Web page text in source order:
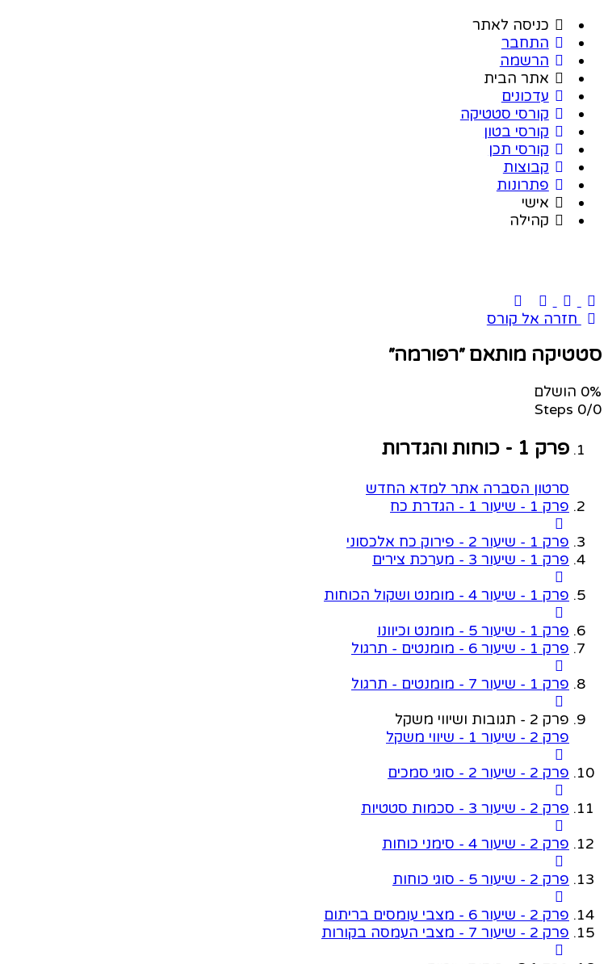
כניסה לאתר
התחבר
הרשמה
אתר הבית
עדכונים
קורסי סטטיקה
קורסי בטון
קורסי תכן
קבוצות
פתרונות
אישי
קהילה
חזרה אל קורס
סטטיקה מותאם ״רפורמה״
0% הושלם
0/0 Steps
פרק 1 - כוחות והגדרות
סרטון הסברה אתר למדא החדש
פרק 1 - שיעור 1 - הגדרת כח
פרק 1 - שיעור 2 - פירוק כח אלכסוני
פרק 1 - שיעור 3 - מערכת צירים
פרק 1 - שיעור 4 - מומנט ושקול הכוחות
פרק 1 - שיעור 5 - מומנט וכיוונו
פרק 1 - שיעור 6 - מומנטים - תרגול
פרק 1 - שיעור 7 - מומנטים - תרגול
פרק 2 - תגובות ושיווי משקל
פרק 2 - שיעור 1 - שיווי משקל
פרק 2 - שיעור 2 - סוגי סמכים
פרק 2 - שיעור 3 - סכמות סטטיות
פרק 2 - שיעור 4 - סימני כוחות
פרק 2 - שיעור 5 - סוגי כוחות
פרק 2 - שיעור 6 - מצבי עומסים בריתום
פרק 2 - שיעור 7 - מצבי העמסה בקורות